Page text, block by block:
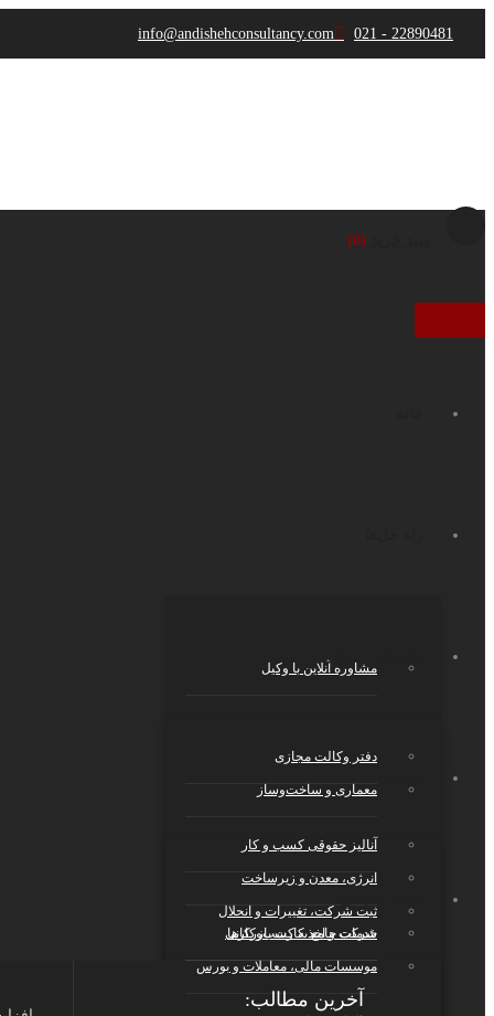
22890481 - 021
info@andishehconsultancy.com
0
مشاوره آنلاین با وکیل
دفتر وکالت مجازی
آنالیز حقوقی کسب و کار
خدمات جامع به کسب‌وکارها
پکیج‌های حقوقی
معماری و ساخت‌وساز
انرژی، معدن و زیرساخت
موسسات مالی، معاملات و بورس
ثبت شرکت، تغییرات و انحلال
شرکت و اخذ کارت بازرکانی
آخرین مطالب: